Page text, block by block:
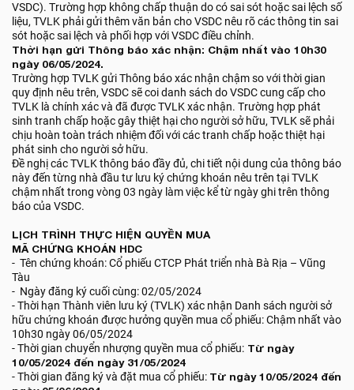
VSDC). Trường hợp không chấp thuận do có sai sót hoặc sai lệch số
liệu, TVLK phải gửi thêm văn bản cho VSDC nêu rõ các thông tin sai
sót hoặc sai lệch và phối hợp với VSDC điều chỉnh.
Thời hạn gửi Thông báo xác nhận: Chậm nhất vào 10h30
ngày 06/05/2024.
Trường hợp TVLK gửi Thông báo xác nhận chậm so với thời gian
quy định nêu trên, VSDC sẽ coi danh sách do VSDC cung cấp cho
TVLK là chính xác và đã được TVLK xác nhận. Trường hợp phát
sinh tranh chấp hoặc gây thiệt hại cho người sở hữu, TVLK sẽ phải
chịu hoàn toàn trách nhiệm đối với các tranh chấp hoặc thiệt hại
phát sinh cho người sở hữu.
Đề nghị các TVLK thông báo đầy đủ, chi tiết nội dung của thông báo
này đến từng nhà đầu tư lưu ký chứng khoán nêu trên tại TVLK
chậm nhất trong vòng 03 ngày làm việc kể từ ngày ghi trên thông
báo của VSDC.
LỊCH TRÌNH THỰC HIỆN QUYỀN MUA
MÃ CHỨNG KHOÁN HDC
- Tên chứng khoán: Cổ phiếu CTCP Phát triển nhà Bà Rịa – Vũng
Tàu
- Ngày đăng ký cuối cùng: 02/05/2024
- Thời hạn Thành viên lưu ký (TVLK) xác nhận Danh sách người sở
hữu chứng khoán được hưởng quyền mua cổ phiếu: Chậm nhất vào
10h30 ngày 06/05/2024
- Thời gian chuyển nhượng quyền mua cổ phiếu: Từ ngày
10/05/2024 đến ngày 31/05/2024
- Thời gian đăng ký và đặt mua cổ phiếu: Từ ngày 10/05/2024 đến